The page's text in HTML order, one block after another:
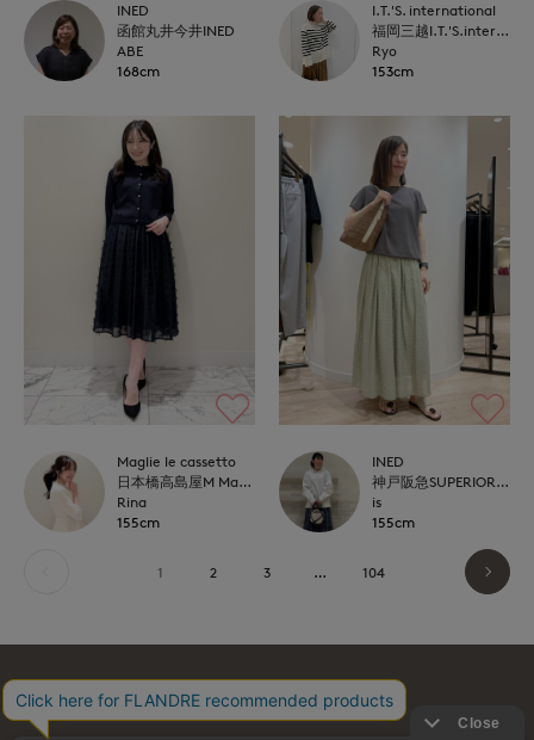
INED
函館丸井今井INED
ABE
168cm
I.T.'S. international
福岡三越I.T.'S.international
Ryo
153cm
Maglie le cassetto
日本橋高島屋M Maglie le cassetto
Rina
155cm
INED
神戸阪急SUPERIORCLOSET
is
155cm
1 2 3 … 104